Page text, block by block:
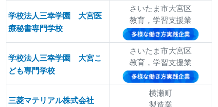
学校法人三幸学園 大宮医
療秘書専門学校
さいたま市大宮区
教育，学習支援業
学校法人三幸学園 大宮こ
ども専門学校
さいたま市大宮区
教育，学習支援業
三菱マテリアル株式会社
横瀬町
製造業